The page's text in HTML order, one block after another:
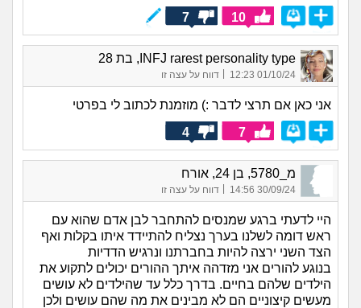
10
7
INFJ rarest personality type, בת 28
01/10/24 12:23 דווח על עצה זו
אני כאן אם תרצי לדבר :) מוזמנת לכתוב לי בפרטי
7
4
מ_5780, בן 24, אורח
30/09/24 14:56
| דווח על עצה זו
היי לדעתי ברגע שמנסים להתחבר לבן אדם שהוא עם
ראש דומה לשלנו בערך נצליח להתיידד איתו בקלות ואף
הצד השני ירצה להיות בחברתנו ונרגיש הדדיות
בנוגע להורים אני מזדהה איתך ההורים יכולים לתקוע את
הילדים שלהם בחיים. בדרך כלל עד שהילדים לא עושים
מעשים קיצוניים הם לא מבינים את מה שהם עושים ולכן